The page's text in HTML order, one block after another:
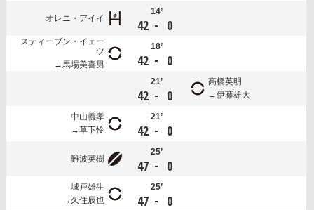
オレニ・アイイ
14’
42 - 0
スティーブン・イェー
ツ
馬場美喜男
18’
42 - 0
21’
42 - 0
高橋英明
伊藤雄大
中山義孝
草下怜
21’
42 - 0
難波英樹
25’
47 - 0
城戸雄生
久住辰也
25’
47 - 0